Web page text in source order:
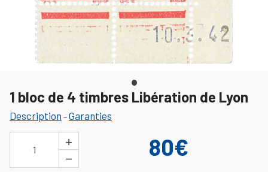
1 bloc de 4 timbres Libération de Lyon
Description -Garanties
1
+
−
80€